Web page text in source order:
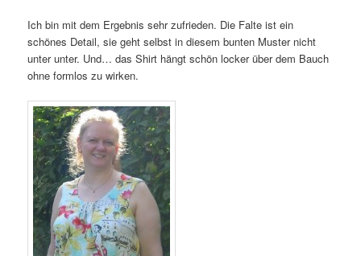
Ich bin mit dem Ergebnis sehr zufrieden. Die Falte ist ein
schönes Detail, sie geht selbst in diesem bunten Muster nicht
unter unter. Und… das Shirt hängt schön locker über dem Bauch
ohne formlos zu wirken.